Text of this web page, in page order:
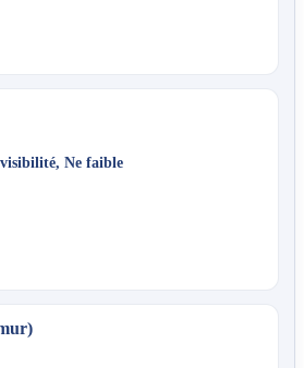
Ne faible